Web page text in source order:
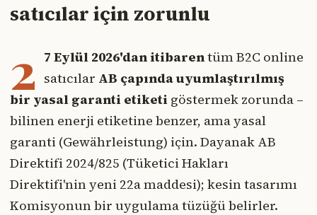
satıcılar için zorunlu
2 7 Eylül 2026'dan itibarentüm B2C online
satıcılar AB çapında uyumlaştırılmış
bir yasal garanti etiketi göstermek zorunda –
bilinen enerji etiketine benzer, ama yasal
garanti (Gewährleistung) için. Dayanak AB
Direktifi 2024/825 (Tüketici Hakları
Direktifi'nin yeni 22a maddesi); kesin tasarımı
Komisyonun bir uygulama tüzüğü belirler.